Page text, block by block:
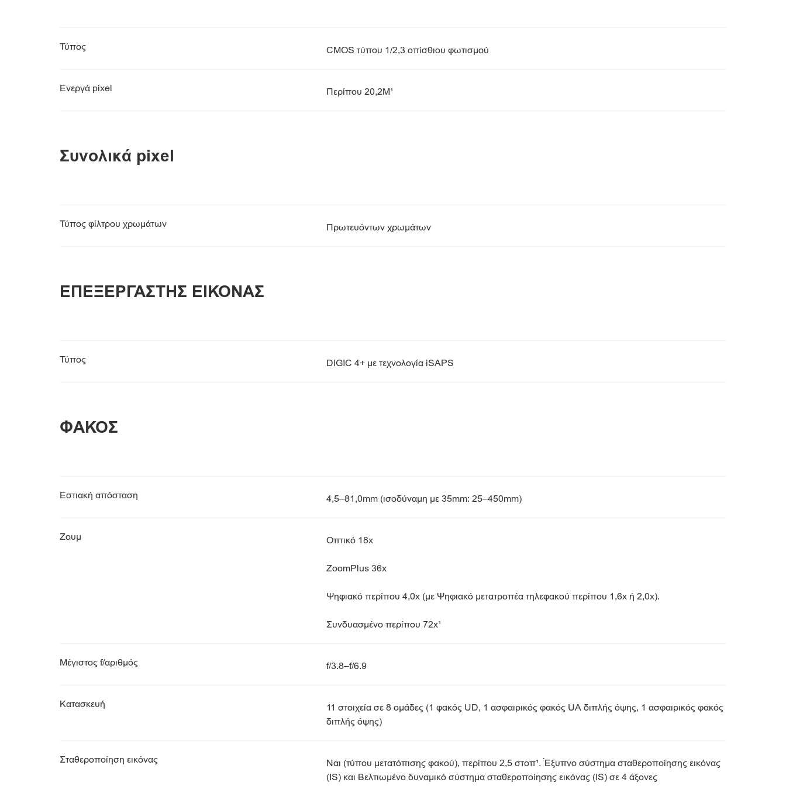
Τύπος CMOS τύπου 1/2,3 οπίσθιου φωτισμού
Ενεργά pixel Περίπου 20,2M¹
Συνολικά pixel
Τύπος φίλτρου χρωμάτων Πρωτευόντων χρωμάτων
ΕΠΕΞΕΡΓΑΣΤΗΣ ΕΙΚΟΝΑΣ
Τύπος DIGIC 4+ με τεχνολογία iSAPS
ΦΑΚΟΣ
Εστιακή απόσταση 4,5–81,0mm (ισοδύναμη με 35mm: 25–450mm)
Ζουμ Οπτικό 18x
ZoomPlus 36x
Ψηφιακό περίπου 4,0x (με Ψηφιακό μετατροπέα τηλεφακού περίπου 1,6x ή 2,0x).
Συνδυασμένο περίπου 72x¹
Μέγιστος f/αριθμός f/3.8–f/6.9
Κατασκευή
11 στοιχεία σε 8 ομάδες (1 φακός UD, 1 ασφαιρικός φακός UA διπλής όψης, 1 ασφαιρικός φακός
διπλής όψης)
Σταθεροποίηση εικόνας
Ναι (τύπου μετατόπισης φακού), περίπου 2,5 στοπ¹. Έξυπνο σύστημα σταθεροποίησης εικόνας
(IS) και Βελτιωμένο δυναμικό σύστημα σταθεροποίησης εικόνας (IS) σε 4 άξονες